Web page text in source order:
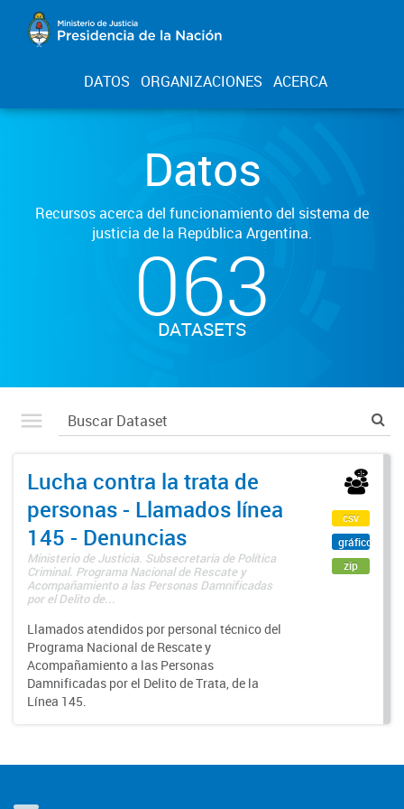
DATOS ORGANIZACIONES ACERCA
Datos
Recursos acerca del funcionamiento del sistema de
justicia de la República Argentina.
063
DATASETS
Lucha contra la trata de
personas - Llamados línea
145 - Denuncias
Ministerio de Justicia. Subsecretaría de Política
Criminal. Programa Nacional de Rescate y
Acompañamiento a las Personas Damnificadas
por el Delito de...
Llamados atendidos por personal técnico del
Programa Nacional de Rescate y
Acompañamiento a las Personas
Damnificadas por el Delito de Trata, de la
Línea 145.
csv
gráfico
zip